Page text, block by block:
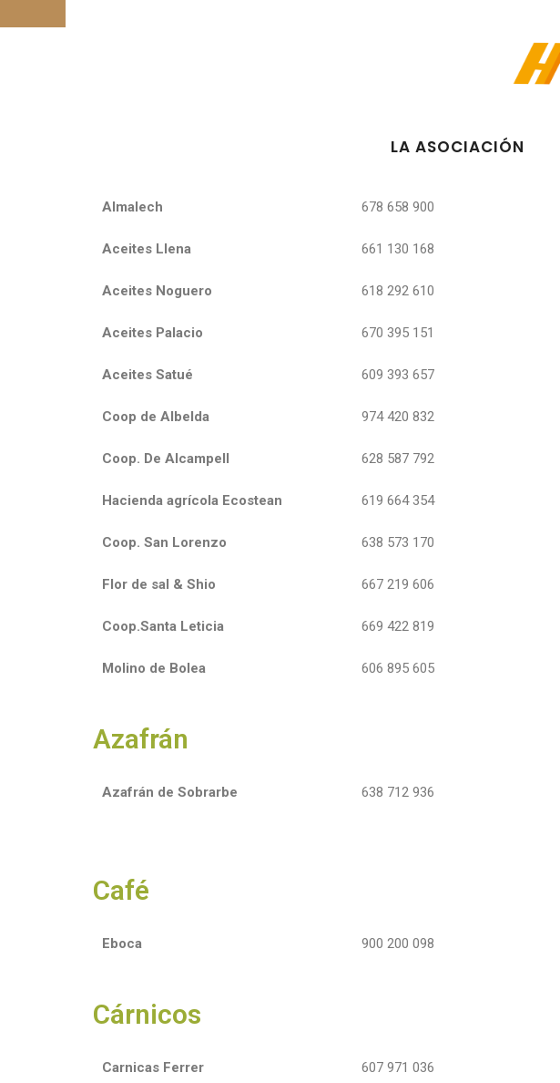
LA ASOCIACIÓN
Almalech
Aceites Llena
Aceites Noguero
Aceites Palacio
Aceites Satué
Coop de Albelda
Coop. De Alcampell
Hacienda agrícola Ecostean
Coop. San Lorenzo
Flor de sal & Shio
Coop.Santa Leticia
Molino de Bolea
678 658 900
661 130 168
618 292 610
670 395 151
609 393 657
974 420 832
628 587 792
619 664 354
638 573 170
667 219 606
669 422 819
606 895 605
Azafrán
Azafrán de Sobrarbe 638 712 936
Café
Eboca 900 200 098
Cárnicos
Carnicas Ferrer 607 971 036